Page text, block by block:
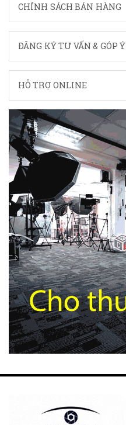
CHÍNH SÁCH BÁN HÀNG
ĐĂNG KÝ TƯ VẤN & GÓP Ý
HỖ TRỢ ONLINE